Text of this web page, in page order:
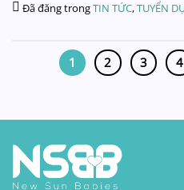
Đã đăng trongTIN TỨC,TUYỂN
1 2 3 4